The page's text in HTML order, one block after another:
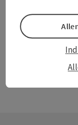
Öffnungszeiten